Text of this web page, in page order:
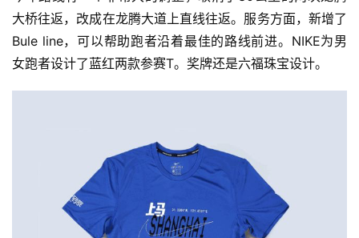
大桥往返，改成在龙腾大道上直线往返。服务方面，新增了
Bule line，可以帮助跑者沿着最佳的路线前进。NIKE为男
女跑者设计了蓝红两款参赛T。奖牌还是六福珠宝设计。